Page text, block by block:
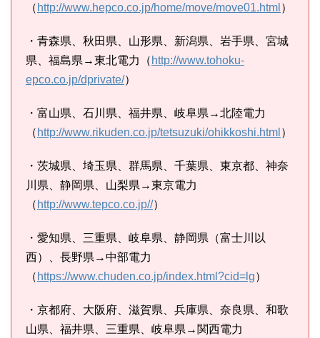
（ http://www.hepco.co.jp/home/move/move01.html ）
・青森県、秋田県、山形県、新潟県、岩手県、宮城
県、福島県→東北電力（ http://www.tohoku-
epco.co.jp/dprivate/）
・富山県、石川県、福井県、岐阜県→北陸電力
（ http://www.rikuden.co.jp/tetsuzuki/ohikkoshi.html ）
・茨城県、埼玉県、群馬県、千葉県、東京都、神奈
川県、静岡県、山梨県→東京電力
（ http://www.tepco.co.jp//）
・愛知県、三重県、岐阜県、静岡県（富士川以
西）、長野県→中部電力
（ https://www.chuden.co.jp/index.html?cid=lg）
・京都府、大阪府、滋賀県、兵庫県、奈良県、和歌
山県、福井県、三重県、岐阜県→関西電力